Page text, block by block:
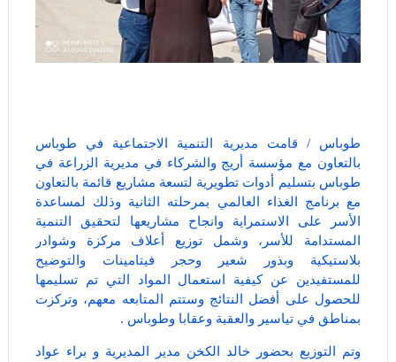
طوباس / قامت مديرية التنمية الاجتماعية في طوباس
بالتعاون مع مؤسسة أريج والشركاء في مديرية الزراعة في
طوباس بتسليم أدوات تطويرية لتسعة مشاريع قائمة بالتعاون
مع برنامج الغذاء العالمي بمرحلته الثانية وذلك لمساعدة
الأسر على الاستمراية وانجاح مشاريعها لتحقيق التنمية
المستدامة للأسر، وشمل توزيع أعلاف مركزة وشوادر
بلاستيكية وبذور شعير وحجر فيتامينات والتوضيح
للمستفيدين عن كيفية استعمال المواد التي تم تسليمها
للحصول على أفضل النتائج وستتم المتابعه معهم، وتركزت
بمناطق في تياسير والعقبة وعقابا وطوباس .
وتم التوزيع بحضور خالد الكخن مدير المديرية و براء عواد